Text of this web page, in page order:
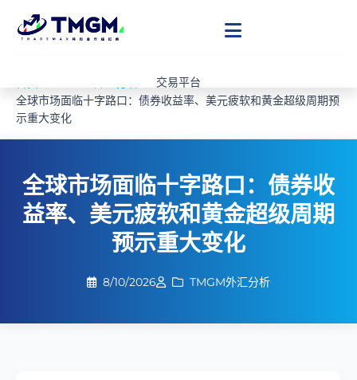
交易平台
账户类型
TMGM合作代理
开设账户
全球市场面临十字路口：债券收益率、美元疲软和黄金超级周期预
示重大变化
全球市场面临十字路口：债券收
益率、美元疲软和黄金超级周期
预示重大变化
8/10/2026 TMGM外汇分析